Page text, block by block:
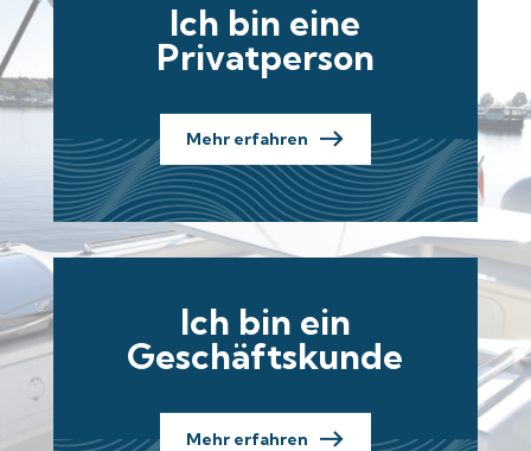
Ich bin eine
Privatperson
Mehr erfahren
Ich bin ein
Geschäftskunde
Mehr erfahren